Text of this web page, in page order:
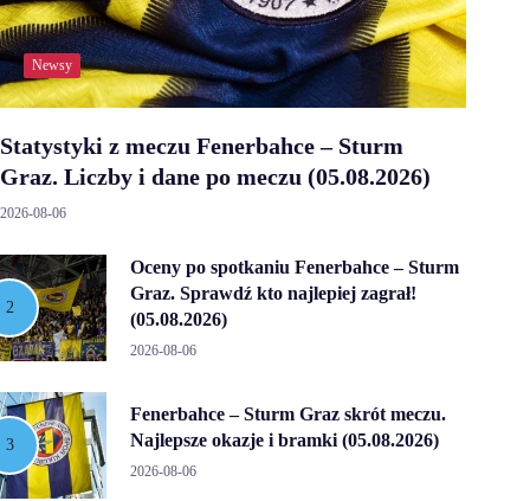
Newsy
Statystyki z meczu Fenerbahce – Sturm
Graz. Liczby i dane po meczu (05.08.2026)
2026-08-06
Oceny po spotkaniu Fenerbahce – Sturm
Graz. Sprawdź kto najlepiej zagrał!
(05.08.2026)
2026-08-06
Fenerbahce – Sturm Graz skrót meczu.
Najlepsze okazje i bramki (05.08.2026)
2026-08-06